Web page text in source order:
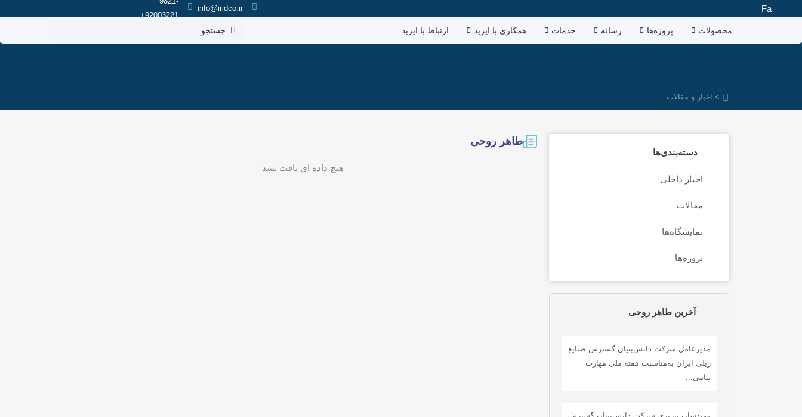
Fa
info@iridco.ir
92003221+
محصولات پروژه‌ها رسانه خدمات همکاری با ایرید ارتباط با ایرید
جستجو
> اخبار و مقالات
دسته‌بندی‌ها
اخبار داخلی
مقالات
نمایشگاه‌ها
پروژه‌ها
آخرین طاهر روحی
مدیرعامل شرکت دانش‌بنیان گسترش صنایع
ریلی ایران به‌مناسبت هفته ملی مهارت
پیامی...
طاهر روحی
هیچ داده ای یافت نشد